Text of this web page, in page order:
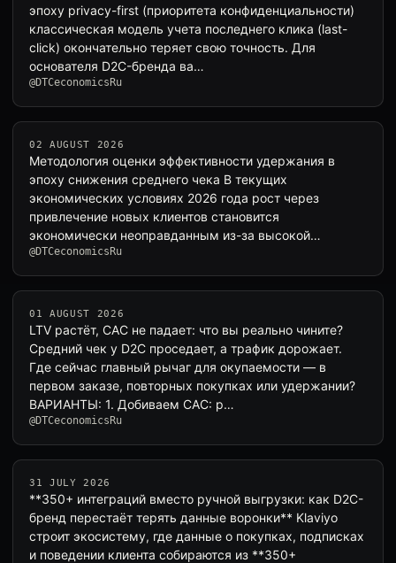
эпоху privacy-first (приоритета конфиденциальности)
классическая модель учета последнего клика (last-
click) окончательно теряет свою точность. Для
основателя D2C-бренда ва…
@DTCeconomicsRu
02 AUGUST 2026
Методология оценки эффективности удержания в
эпоху снижения среднего чека В текущих
экономических условиях 2026 года рост через
привлечение новых клиентов становится
экономически неоправданным из-за высокой
стоимости кон…
@DTCeconomicsRu
01 AUGUST 2026
LTV растёт, CAC не падает: что вы реально чините?
Средний чек у D2C проседает, а трафик дорожает.
Где сейчас главный рычаг для окупаемости — в
первом заказе, повторных покупках или удержании?
ВАРИАНТЫ: 1. Добиваем CAC: р…
@DTCeconomicsRu
31 JULY 2026
**350+ интеграций вместо ручной выгрузки: как D2C-
бренд перестаёт терять данные воронки** Klaviyo
строит экосистему, где данные о покупках, подписках
и поведении клиента собираются из **350+